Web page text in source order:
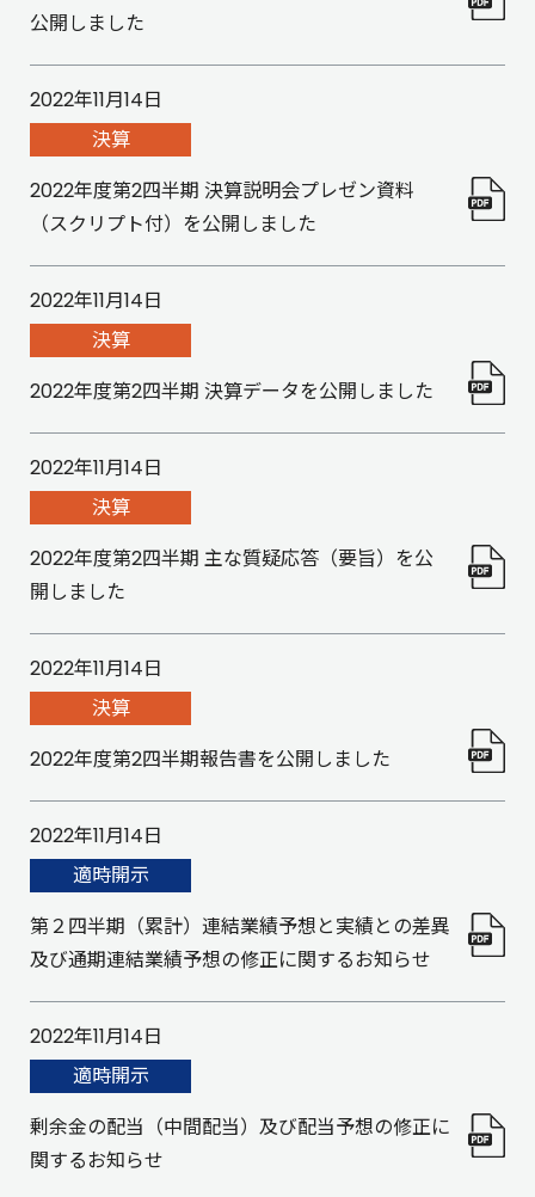
公開しました
2022年11月14日
決算
2022年度第2四半期 決算説明会プレゼン資料
（スクリプト付）を公開しました
2022年11月14日
決算
2022年度第2四半期 決算データを公開しました
2022年11月14日
決算
2022年度第2四半期 主な質疑応答（要旨）を公
開しました
2022年11月14日
決算
2022年度第2四半期報告書を公開しました
2022年11月14日
適時開示
第２四半期（累計）連結業績予想と実績との差異
及び通期連結業績予想の修正に関するお知らせ
2022年11月14日
適時開示
剰余金の配当（中間配当）及び配当予想の修正に
関するお知らせ